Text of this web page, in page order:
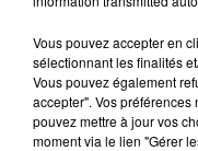
Vous pouvez accepter en
sélectionnant les finalités
Vous pouvez également
accepter". Vos
pouvez mettre à jour vos
moment via le lien "Gérer